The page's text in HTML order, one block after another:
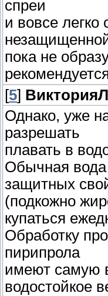
спреи
и вовсе
пока не
[5]
Однако, уже
разрешать
плавать в
Обычная
защитных
(подкожно
купаться
Обработку
пирипрола
имеют самую
водостойкое